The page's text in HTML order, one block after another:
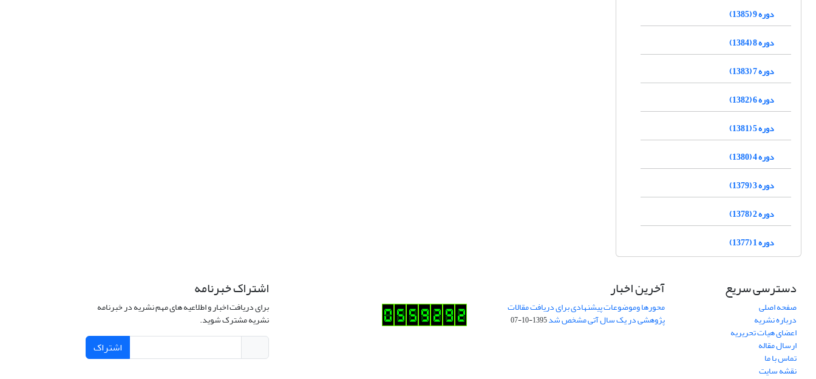
دوره 9 (1385)
دوره 8 (1384)
دوره 7 (1383)
دوره 6 (1382)
دوره 5 (1381)
دوره 4 (1380)
دوره 3 (1379)
دوره 2 (1378)
دوره 1 (1377)
دسترسی سریع
صفحه اصلی
درباره نشریه
اعضای هیات تحریریه
ارسال مقاله
تماس با ما
نقشه سایت
آخرین اخبار
محورها وموضوعات پیشنهادی برای دریافت مقالات
پژوهشی در یک سال آتی مشخص شد1395-10-07
اشتراک خبرنامه
برای دریافت اخبار و اطلاعیه های مهم نشریه در خبرنامه
نشریه مشترک شوید.
اشتراک